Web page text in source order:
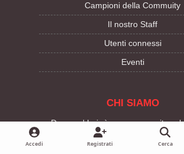
Campioni della Commuity
Il nostro Staff
Utenti connessi
Eventi
CHI SIAMO
Dragons' Lair è una community
senza fini di lucro che, da oltre
appassionati di Giochi di Ruolo da
Accedi Registrati Cerca